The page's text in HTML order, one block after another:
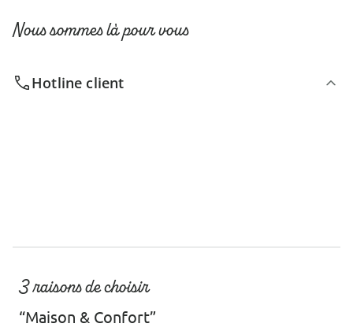
Nous sommes là pour vous
Hotline client
3 raisons de choisir
“Maison & Confort”